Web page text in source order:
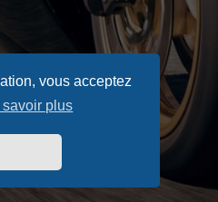
vous acceptez
savoir plus